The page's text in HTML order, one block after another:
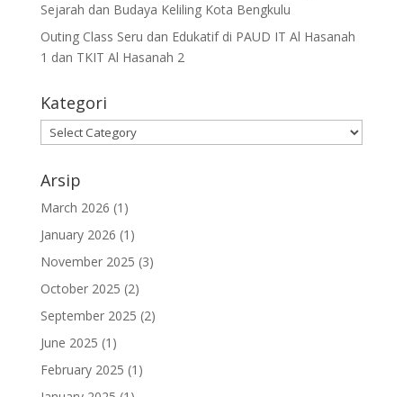
Sejarah dan Budaya Keliling Kota Bengkulu
Outing Class Seru dan Edukatif di PAUD IT Al Hasanah
1 dan TKIT Al Hasanah 2
Kategori
Kategori
Arsip
March 2026 (1)
January 2026 (1)
November 2025 (3)
October 2025 (2)
September 2025 (2)
June 2025 (1)
February 2025 (1)